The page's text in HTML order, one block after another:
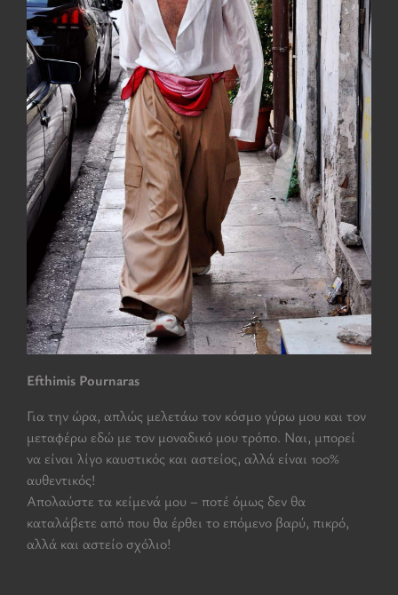
Efthimis Pournaras
Για την ώρα, απλώς μελετάω τον κόσμο γύρω μου και τον
μεταφέρω εδώ με τον μοναδικό μου τρόπο. Ναι, μπορεί
να είναι λίγο καυστικός και αστείος, αλλά είναι 100%
αυθεντικός!
Aπολαύστε τα κείμενά μου – ποτέ όμως δεν θα
καταλάβετε από που θα έρθει το επόμενο βαρύ, πικρό,
αλλά και αστείο σχόλιο!